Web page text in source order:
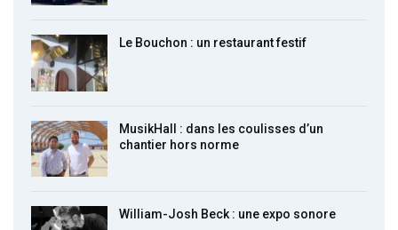
Le Bouchon : un restaurant festif
MusikHall : dans les coulisses d’un
chantier hors norme
William-Josh Beck : une expo sonore